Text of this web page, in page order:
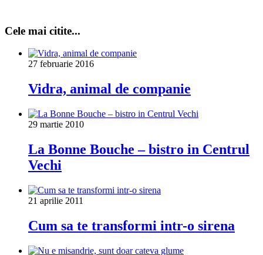
Cele mai citite...
27 februarie 2016
Vidra, animal de companie
29 martie 2010
La Bonne Bouche – bistro in Centrul
Vechi
21 aprilie 2011
Cum sa te transformi intr-o sirena